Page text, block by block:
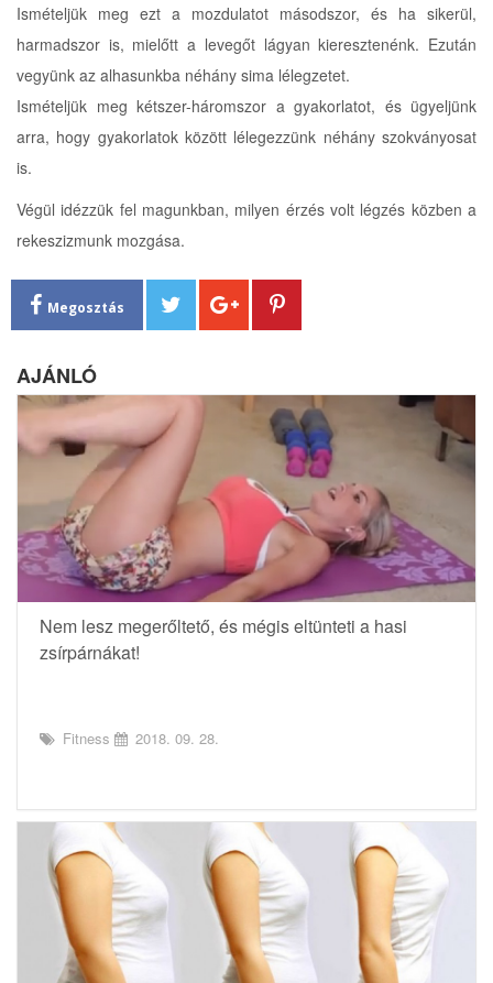
Ismételjük meg ezt a mozdulatot másodszor, és ha sikerül,
harmadszor is, mielőtt a levegőt lágyan kieresztenénk. Ezután
vegyünk az alhasunkba néhány sima lélegzetet.
Ismételjük meg kétszer-háromszor a gyakorlatot, és ügyeljünk
arra, hogy gyakorlatok között lélegezzünk néhány szokványosat
is.
Végül idézzük fel magunkban, milyen érzés volt légzés közben a
rekeszizmunk mozgása.
Megosztás
AJÁNLÓ
Nem lesz megerőltető, és mégis eltünteti a hasi
zsírpárnákat!
Fitness 2018. 09. 28.